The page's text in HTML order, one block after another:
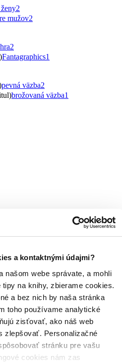
a kontaktnými údajmi?
našom webe správate, a mohli
na knihy, zbierame cookies.
a bez nich by naša stránka
toho používame analytické
zisťovať, ako náš web
zlepšovať. Personalizačné
stránku pre vašu
cookies nám zas
2
mužov2
2
Fantagraphics1
pevná väzba2
brožovaná väzba1